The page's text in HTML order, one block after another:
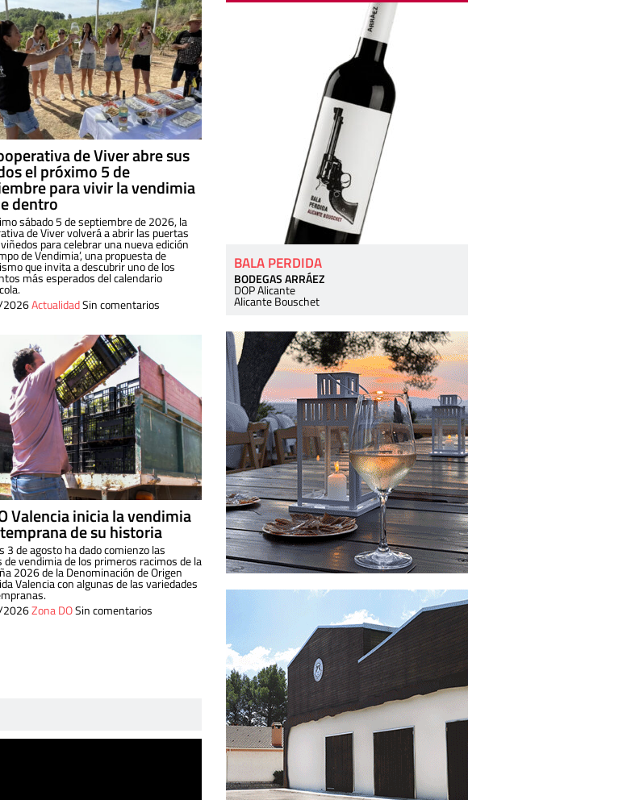
de Viver abre sus
el próximo 5 de
para vivir la vendimia
dentro
sábado 5 de septiembre de 2026, la
de Viver volverá a abrir las puertas
para celebrar una nueva edición
de Vendimia’, una propuesta de
que invita a descubrir uno de los
más esperados del calendario
ActualidadSin comentarios
Valencia inicia la vendimia
de su historia
3 de agosto ha dado comienzo las
de vendimia de los primeros racimos de la
2026 de la Denominación de Origen
Valencia con algunas de las variedades
Zona DOSin comentarios
BALA PERDIDA
BODEGAS ARRÁEZ
DOP Alicante
Alicante Bouschet